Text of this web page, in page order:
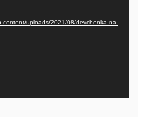
content/uploads/2021/08/devchonka-na-